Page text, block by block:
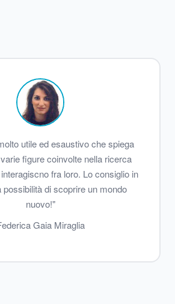
utile ed esaustivo che spiega
figure coinvolte nella ricerca
fra loro. Lo consiglio in
possibilità di scoprire un mondo
nuovo!"
Gaia Miraglia